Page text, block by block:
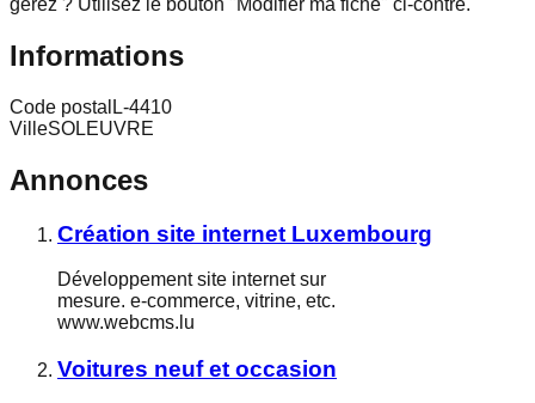
Informations
Code postal L-4410
VilleSOLEUVRE
Annonces
Création site internet Luxembourg
Développement site internet sur
mesure. e-commerce, vitrine, etc.
www.webcms.lu
Voitures neuf et occasion